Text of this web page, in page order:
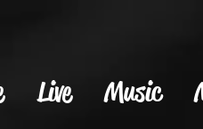
Live Music